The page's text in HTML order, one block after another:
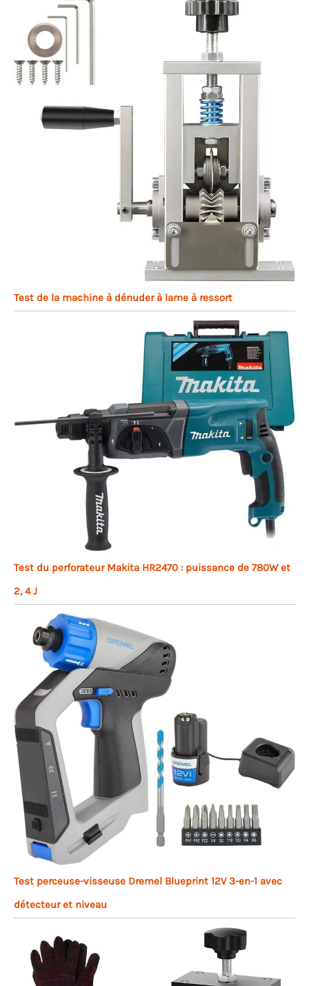
Test de la machine à dénuder à lame à ressort
Test du perforateur Makita HR2470 : puissance de 780W et
2, 4 J
Test perceuse-visseuse Dremel Blueprint 12V 3-en-1 avec
détecteur et niveau